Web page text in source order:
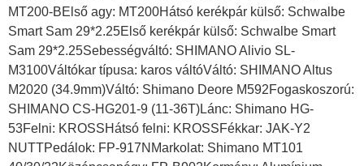
MT200-BElső agy: MT200Hátsó kerékpár külső: Schwalbe
Smart Sam 29*2.25Első kerékpár külső: Schwalbe Smart
Sam 29*2.25Sebességváltó: SHIMANO Alivio SL-
M3100Váltókar típusa: karos váltóVáltó: SHIMANO Altus
M2020 (34.9mm)Váltó: Shimano Deore M592Fogaskoszorú:
SHIMANO CS-HG201-9 (11-36T)Lánc: Shimano HG-
53Felni: KROSSHátsó felni: KROSSFékkar: JAK-Y2
NUTTPedálok: FP-917NMarkolat: Shimano MT101